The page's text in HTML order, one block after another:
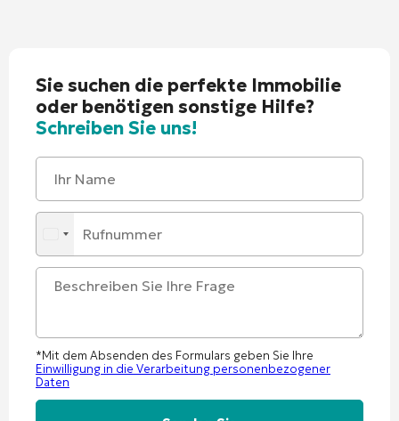
Sie suchen die perfekte Immobilie
oder benötigen sonstige Hilfe?
Schreiben Sie uns!
*Mit dem Absenden des Formulars geben Sie Ihre
Einwilligung in die Verarbeitung personenbezogener
Daten